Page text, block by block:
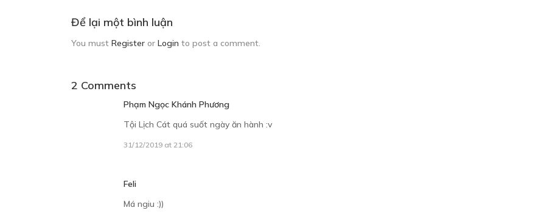
Để lại một bình luận
You must Register or Login to post a comment.
2 Comments
Phạm Ngọc Khánh Phương
Tội Lịch Cát quá suốt ngày ăn hành :v
31/12/2019 at 21:06
Feli
Má ngiu :))